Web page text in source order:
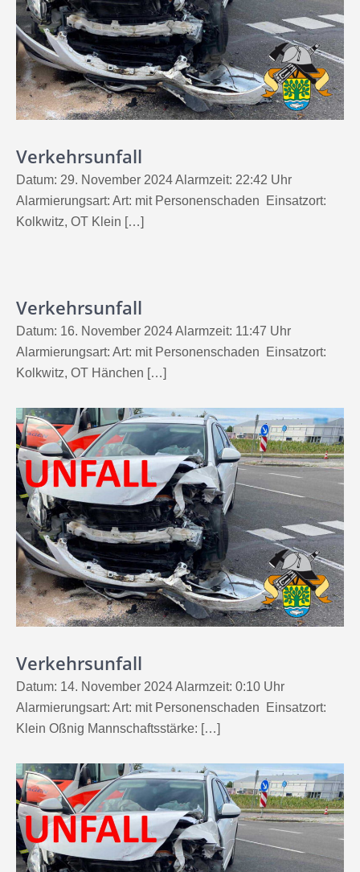
Verkehrsunfall
Datum: 29. November 2024 Alarmzeit: 22:42 Uhr
Alarmierungsart: Art: mit Personenschaden Einsatzort:
Kolkwitz, OT Klein […]
Verkehrsunfall
Datum: 16. November 2024 Alarmzeit: 11:47 Uhr
Alarmierungsart: Art: mit Personenschaden Einsatzort:
Kolkwitz, OT Hänchen […]
Verkehrsunfall
Datum: 14. November 2024 Alarmzeit: 0:10 Uhr
Alarmierungsart: Art: mit Personenschaden Einsatzort:
Klein Oßnig Mannschaftsstärke: […]